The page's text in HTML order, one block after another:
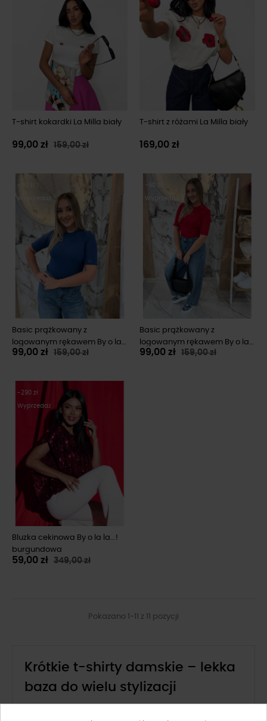
T-shirt kokardki La Milla biały
99,00 zł 159,00 zł
T-shirt z różami La Milla biały
169,00 zł
-60 zł
Basic prążkowany z
logowanym rękawem By o la
la...! denim
99,00 zł 159,00 zł
-60 zł
Wyprzedaż
Basic prążkowany z
logowanym rękawem By o la
la...! czerwony
99,00 zł 159,00 zł
-290 zł
Wyprzedaż
Bluzka cekinowa By o la la...!
burgundowa
59,00 zł 349,00 zł
Pokazano 1-11 z 11 pozycji
Krótkie t-shirty damskie – lekka
baza do wielu stylizacji
wygodne, ale nowoczesne fasony. Krótszy krój pięknie